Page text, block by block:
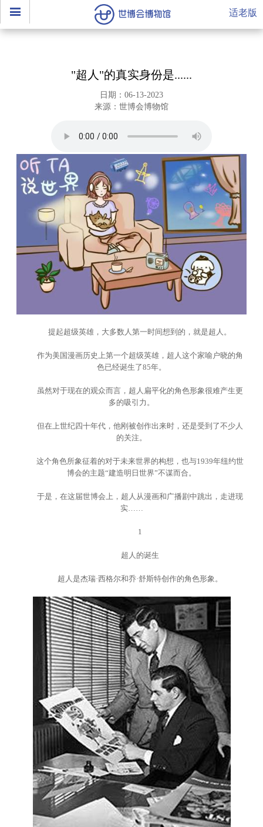
适老版
"超人"的真实身份是......
日期：06-13-2023
来源：世博会博物馆
提起超级英雄，大多数人第一时间想到的，就是超人。
作为美国漫画历史上第一个超级英雄，超人这个家喻户晓的角
色已经诞生了85年。
虽然对于现在的观众而言，超人扁平化的角色形象很难产生更
多的吸引力。
但在上世纪四十年代，他刚被创作出来时，还是受到了不少人
的关注。
这个角色所象征着的对于未来世界的构想，也与1939年纽约世
博会的主题“建造明日世界”不谋而合。
于是，在这届世博会上，超人从漫画和广播剧中跳出，走进现
实……
1
超人的诞生
超人是杰瑞·西格尔和乔·舒斯特创作的角色形象。